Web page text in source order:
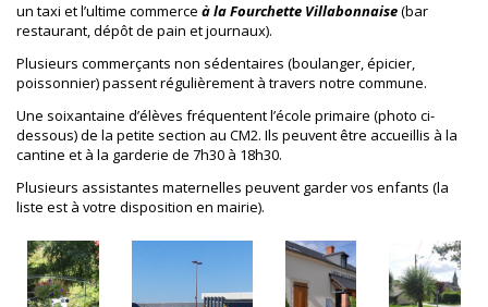
un taxi et l’ultime commerce à la Fourchette Villabonnaise(bar
restaurant, dépôt de pain et journaux).
Plusieurs commerçants non sédentaires (boulanger, épicier,
poissonnier) passent régulièrement à travers notre commune.
Une soixantaine d’élèves fréquentent l’école primaire (photo ci-
dessous) de la petite section au CM2. Ils peuvent être accueillis à la
cantine et à la garderie de 7h30 à 18h30.
Plusieurs assistantes maternelles peuvent garder vos enfants (la
liste est à votre disposition en mairie).